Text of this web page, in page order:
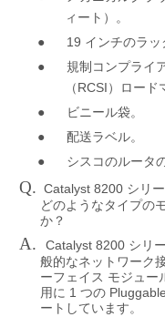
ィート）。
● 19 インチのラッ
●
規制コンプライ
（ RCSI ）ロード
● ビニール袋。
● 配送ラベル。
● シスコのルータ
Q. Catalyst 8200 シリ
どのようなタイプの
か？
A. Catalyst 8200 シリ
般的なネットワーク
ーフェイス モジュー
用に 1 つの
ートしています。